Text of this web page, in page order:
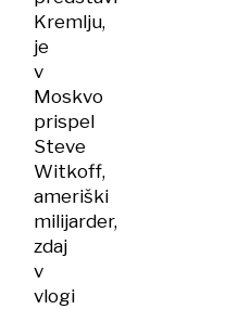
Kremlju,
je
v
Moskvo
prispel
Steve
Witkoff,
ameriški
milijarder,
zdaj
v
vlogi